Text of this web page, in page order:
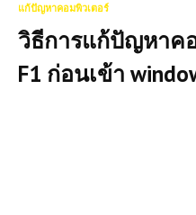
แก้ปัญหาคอมพิวเตอร์
วิธีการแก้ปัญหาค
F1 ก่อนเข้า